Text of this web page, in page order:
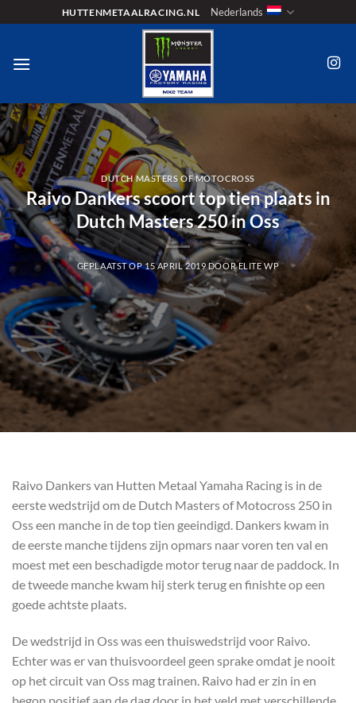
naar
HUTTENMETAALRACING.NL Nederlands
DUTCH MASTERS OF MOTOCROSS
Raivo Dankers scoort top tien plaats in
Dutch Masters 250 in Oss
GEPLAATST OP15 APRIL 2019DOORELITE WP
Raivo Dankers van Hutten Metaal Yamaha Racing is in de
eerste wedstrijd om de Dutch Masters of Motocross 250 in
Oss een manche in de top tien geeindigd. Dankers kwam in
de eerste manche tijdens zijn opmars naar voren ten val en
moest met een beschadigde motor terug naar de paddock. In
de tweede manche kwam hij sterk terug en finishte op een
goede achtste plaats.
De wedstrijd in Oss was een thuiswedstrijd voor Raivo.
Echter was er van thuisvoordeel geen sprake omdat je nooit
op het circuit van Oss mag trainen. Raivo had er zin in en